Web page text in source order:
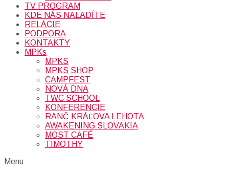
TV PROGRAM
KDE NÁS NALADÍTE
RELÁCIE
PODPORA
KONTAKTY
MPKs
MPKS
MPKS SHOP
CAMPFEST
NOVÁ DNA
TWC SCHOOL
KONFERENCIE
RANČ KRÁĽOVA LEHOTA
AWAKENING SLOVAKIA
MOST CAFÉ
TIMOTHY
Menu